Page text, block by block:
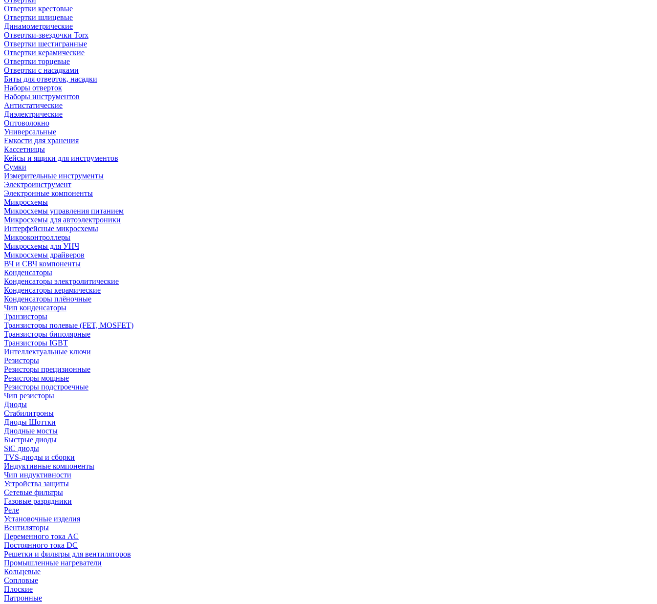
Отвертки крестовые
Отвертки шлицевые
Динамометрические
Отвертки-звездочки Torx
Отвертки шестигранные
Отвертки керамические
Отвертки торцевые
Отвертки с насадками
Биты для отверток, насадки
Наборы отверток
Наборы инструментов
Антистатические
Диэлектрические
Оптоволокно
Универсальные
Емкости для хранения
Кассетницы
Кейсы и ящики для инструментов
Сумки
Измерительные инструменты
Электроинструмент
Электронные компоненты
Микросхемы
Микросхемы управления питанием
Микросхемы для автоэлектроники
Интерфейсные микросхемы
Микроконтроллеры
Микросхемы для УНЧ
Микросхемы драйверов
ВЧ и СВЧ компоненты
Конденсаторы
Конденсаторы электролитические
Конденсаторы керамические
Конденсаторы плёночные
Чип конденсаторы
Транзисторы
Транзисторы полевые (FET, MOSFET)
Транзисторы биполярные
Транзисторы IGBT
Интеллектуальные ключи
Резисторы
Резисторы прецизионные
Резисторы мощные
Резисторы подстроечные
Чип резисторы
Диоды
Стабилитроны
Диоды Шоттки
Диодные мосты
Быстрые диоды
SiC диоды
TVS-диоды и сборки
Индуктивные компоненты
Чип индуктивности
Устройства защиты
Сетевые фильтры
Газовые разрядники
Реле
Установочные изделия
Вентиляторы
Переменного тока AC
Постоянного тока DC
Решетки и фильтры для вентиляторов
Промышленные нагреватели
Кольцевые
Сопловые
Плоские
Патронные